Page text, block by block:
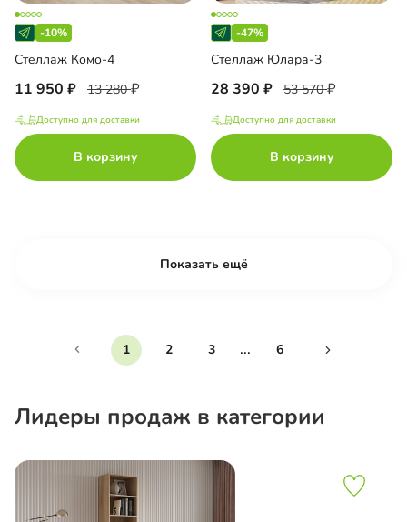
-10%
Стеллаж Комо-4
11 950 13 280
Доступно для доставки
В корзину
-47%
Стеллаж Юлара-3
28 390 53 570
Доступно для доставки
В корзину
Показать ещё
1 2 3 ... 6
Лидеры продаж в категории